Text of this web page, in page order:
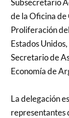
Subsecretario
de la Oficina
Proliferación
Estados
Secretario de
Economía de
La delegación
representantes